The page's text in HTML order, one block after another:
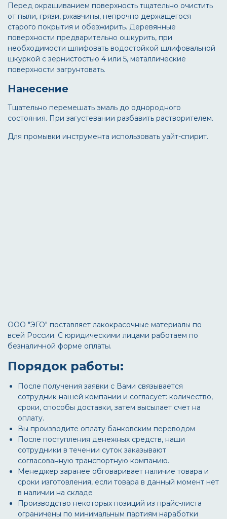
Перед окрашиванием поверхность тщательно очистить
от пыли, грязи, ржавчины, непрочно держащегося
старого покрытия и обезжирить. Деревянные
поверхности предварительно ошкурить, при
необходимости шлифовать водостойкой шлифовальной
шкуркой с зернистостью 4 или 5, металлические
поверхности загрунтовать.
Нанесение
Тщательно перемешать эмаль до однородного
состояния. При загустевании разбавить растворителем.
Для промывки инструмента использовать уайт-спирит.
ООО "ЭГО" поставляет лакокрасочные материалы по
всей России. С юридическими лицами работаем по
безналичной форме оплаты.
Порядок работы:
После получения заявки с Вами связывается
сотрудник нашей компании и согласует: количество,
сроки, способы доставки, затем высылает счет на
оплату.
Вы производите оплату банковским переводом
После поступления денежных средств, наши
сотрудники в течении суток заказывают
согласованную транспортную компанию.
Менеджер заранее обговаривает наличие товара и
сроки изготовления, если товара в данный момент нет
в наличии на складе
Производство некоторых позиций из прайс-листа
ограничены по минимальным партиям наработки